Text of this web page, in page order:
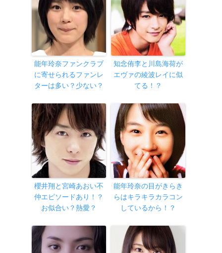
能年玲奈ファンクラブ
に寄せられるファンレ
ターは多い？少ない？
知念侑李と川島海荷が
エヴァの綾波レイに似
てる！？
櫻井翔と宮崎あおい不
仲エピソードあり！？
お似合い？熱愛？
能年玲奈の目がきらき
らはキラキラカラコン
しているから！？